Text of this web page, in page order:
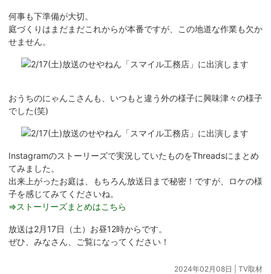
何事も下準備が大切。
庭づくりはまだまだこれからが本番ですが、この地道な作業も欠か
せません。
おうちのにゃんこさんも、いつもと違う外の様子に興味津々の様子
でした(笑)
Instagramのストーリーズで実況していたものをThreadsにまとめ
てみました。
出来上がったお庭は、もちろん放送日まで秘密！ですが、ロケの様
子を感じてみてくださいね。
⇒ストーリーズまとめはこちら
放送は2月17日（土）お昼12時からです。
ぜひ、みなさん、ご覧になってください！
2024年02月08日 | TV取材